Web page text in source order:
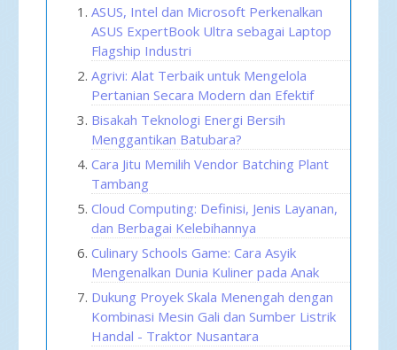
ASUS, Intel dan Microsoft Perkenalkan
ASUS ExpertBook Ultra sebagai Laptop
Flagship Industri
Agrivi: Alat Terbaik untuk Mengelola
Pertanian Secara Modern dan Efektif
Bisakah Teknologi Energi Bersih
Menggantikan Batubara?
Cara Jitu Memilih Vendor Batching Plant
Tambang
Cloud Computing: Definisi, Jenis Layanan,
dan Berbagai Kelebihannya
Culinary Schools Game: Cara Asyik
Mengenalkan Dunia Kuliner pada Anak
Dukung Proyek Skala Menengah dengan
Kombinasi Mesin Gali dan Sumber Listrik
Handal - Traktor Nusantara